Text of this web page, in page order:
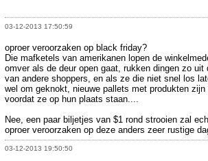
03-12-2013 17:50:59
oproer veroorzaken op black friday?
Die mafketels van amerikanen lopen de
omver als de deur open gaat, rukken dingen zo uit
van andere shoppers, en als ze die niet snel los
wel om geknokt, nieuwe pallets met produkten zijn
voordat ze op hun plaats staan....
Nee, een paar biljetjes van $1 rond strooien zal
oproer veroorzaken op deze anders zeer rustige
03-12-2013 19:50:50